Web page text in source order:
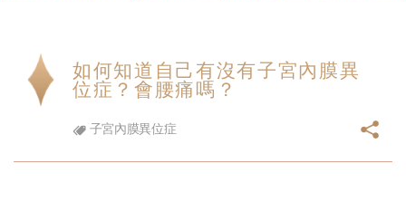
如何知道自己有沒有子宮內膜異
位症？會腰痛嗎？
子宮內膜異位症